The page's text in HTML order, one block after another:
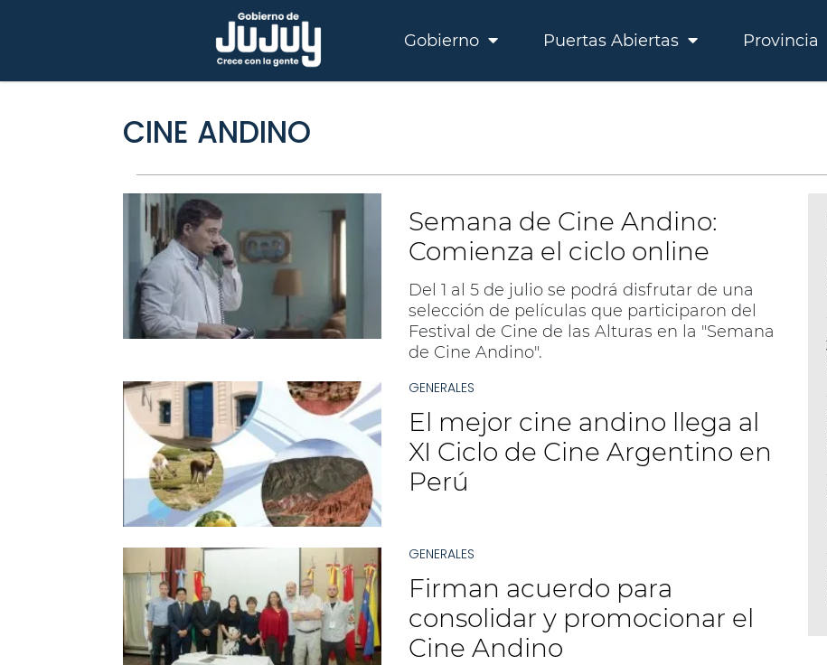
Gobierno Puertas Abiertas Provincia
CINE ANDINO
Semana de Cine Andino:
Comienza el ciclo online
Del 1 al 5 de julio se podrá disfrutar de una
selección de películas que participaron del
Festival de Cine de las Alturas en la "Semana
de Cine Andino".
GENERALES
El mejor cine andino llega al
XI Ciclo de Cine Argentino en
Perú
GENERALES
Firman acuerdo para
consolidar y promocionar el
Cine Andino